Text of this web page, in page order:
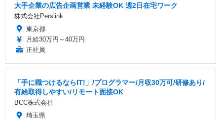
大手企業の広告企画営業 未経験OK 週2日在宅ワーク
株式会社Perslink
東京都
月給30万円～40万円
正社員
「手に職つけるならIT!」/プログラマー/月収30万可/研修あり/
有給取得しやすい/リモート面接OK
BCC株式会社
埼玉県